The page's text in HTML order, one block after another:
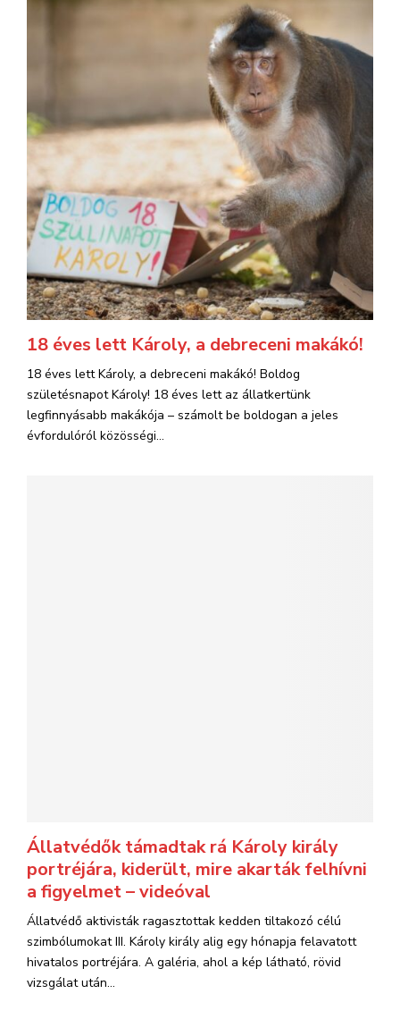
18 éves lett Károly, a debreceni makákó!
18 éves lett Károly, a debreceni makákó! Boldog
születésnapot Károly! 18 éves lett az állatkertünk
legfinnyásabb makákója – számolt be boldogan a jeles
évfordulóról közösségi...
Állatvédők támadtak rá Károly király
portréjára, kiderült, mire akarták felhívni
a figyelmet – videóval
Állatvédő aktivisták ragasztottak kedden tiltakozó célú
szimbólumokat III. Károly király alig egy hónapja felavatott
hivatalos portréjára. A galéria, ahol a kép látható, rövid
vizsgálat után...